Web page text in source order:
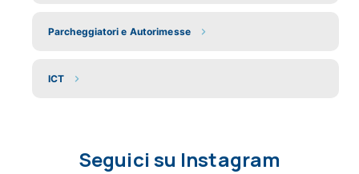
Parcheggiatori e Autorimesse
ICT
Seguici su Instagram